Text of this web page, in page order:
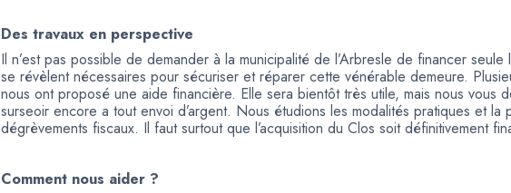
Des travaux en perspective
Il n’est pas possible de demander à la municipalité de l’Arbresle de financer seule
se révèlent nécessaires pour sécuriser et réparer cette vénérable demeure.
nous ont proposé une aide financière. Elle sera bientôt très utile, mais nous vous
surseoir encore a tout envoi d’argent. Nous étudions les modalités pratiques et la
dégrèvements fiscaux. Il faut surtout que l’acquisition du Clos soit définitivement
Comment nous aider ?